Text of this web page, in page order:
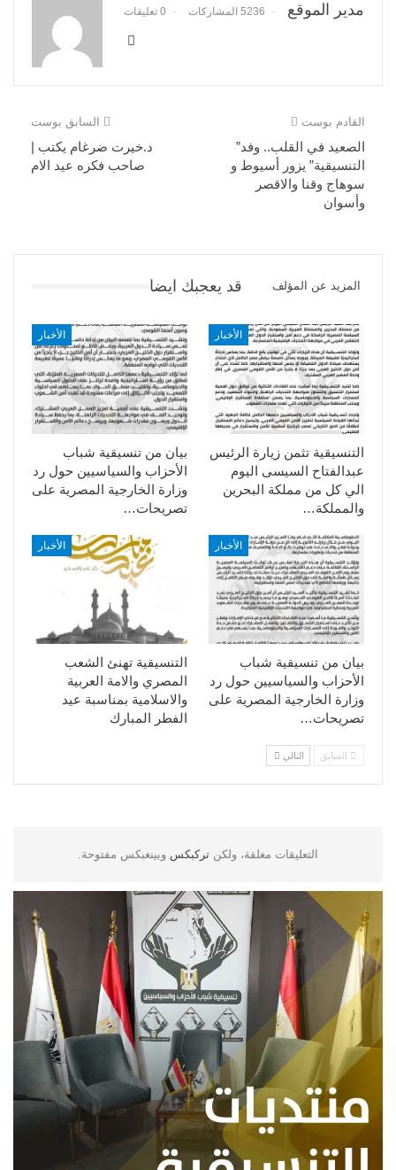
مدير الموقع 5236 المشاركات 0 تعليقات
السابق بوست
د.خيرت ضرغام يكتب |
صاحب فكره عيد الام
القادم بوست
الصعيد في القلب.. وفد”
التنسيقية” يزور أسيوط و
سوهاج وقنا والاقصر
وأسوان
قد يعجبك ايضا المزيد عن المؤلف
الأخبار
بيان من تنسيقية شباب
الأحزاب والسياسيين حول رد
وزارة الخارجية المصرية على
تصريحات…
الأخبار
التنسيقية تثمن زيارة الرئيس
عبدالفتاح السيسى اليوم
الي كل من مملكة البحرين
والمملكة…
الأخبار
التنسيقية تهنئ الشعب
المصري والامة العربية
والاسلامية بمناسبة عيد
الفطر المبارك
الأخبار
بيان من تنسيقية شباب
الأحزاب والسياسيين حول رد
وزارة الخارجية المصرية على
تصريحات…
السابق التالي
التعليقات مغلقة، ولكن تركبكس وبينغبكس مفتوحة.